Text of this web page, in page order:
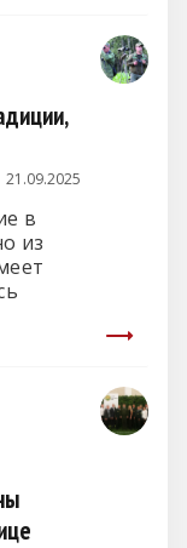
21.09.2025
в
из